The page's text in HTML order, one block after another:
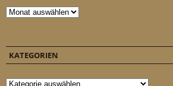
Archiv
KATEGORIEN
Kategorien